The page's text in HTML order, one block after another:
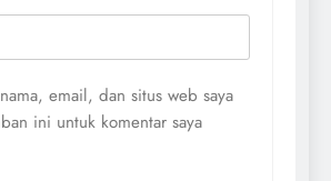
email, dan situs web saya
ini untuk komentar saya